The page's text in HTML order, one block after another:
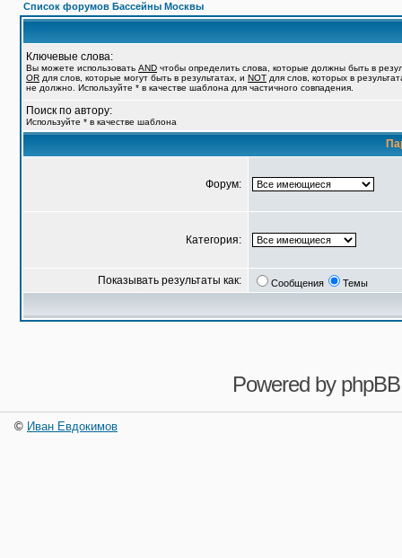
Список форумов Бассейны Москвы
Ключевые слова:
Вы можете использовать AND чтобы определить слова, которые должны быть в
OR для слов, которые могут быть в результатах, и NOT для слов, которых в
не должно. Используйте * в качестве шаблона для частичного совпадения.
Поиск по автору:
Используйте * в качестве шаблона
Форум:
Категория:
Показывать результаты как: Сообщения Темы
Powered by phpBB
© Иван Евдокимов